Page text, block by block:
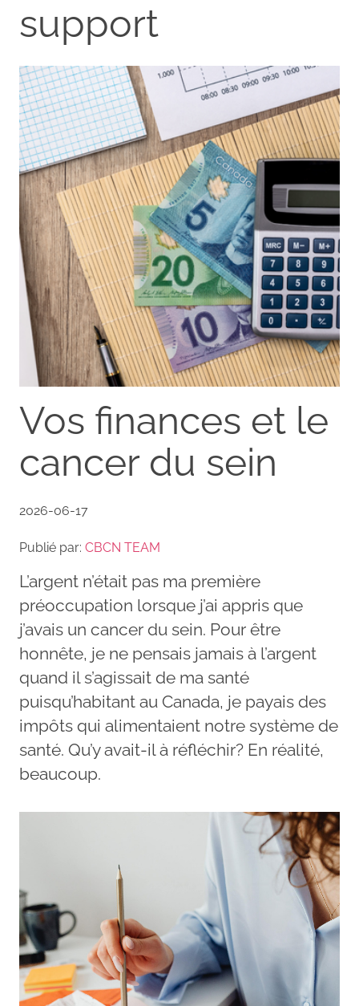
support
Vos finances et le
cancer du sein
2026-06-17
Publié par: CBCN TEAM
L’argent n’était pas ma première
préoccupation lorsque j’ai appris que
j’avais un cancer du sein. Pour être
honnête, je ne pensais jamais à l’argent
quand il s’agissait de ma santé
puisqu’habitant au Canada, je payais des
impôts qui alimentaient notre système de
santé. Qu’y avait-il à réfléchir? En réalité,
beaucoup.